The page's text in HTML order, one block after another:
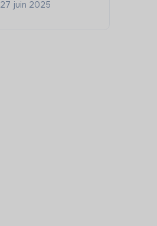
27 juin 2025